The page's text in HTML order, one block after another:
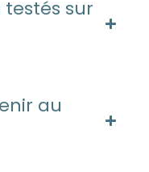
sur
au